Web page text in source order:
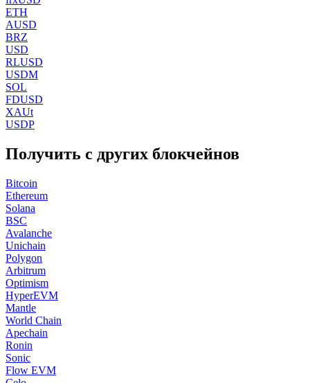
ETH
AUSD
BRZ
USD
RLUSD
USDM
SOL
FDUSD
XAUt
USDP
Получить с других блокчейнов
Bitcoin
Ethereum
Solana
BSC
Avalanche
Unichain
Polygon
Arbitrum
Optimism
HyperEVM
Mantle
World Chain
Apechain
Ronin
Sonic
Flow EVM